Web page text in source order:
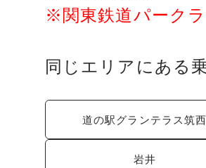
※関東鉄道パーク
同じエリアにある
道の駅グランテラス筑西
岩井